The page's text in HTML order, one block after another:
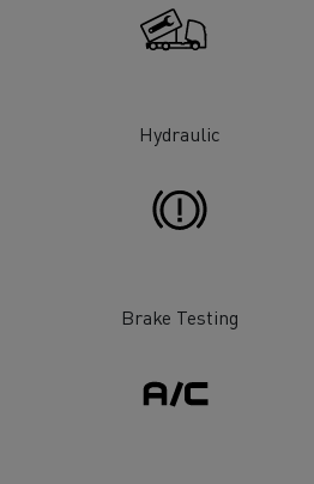
Hydraulic
Brake Testing